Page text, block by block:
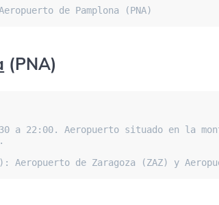
de Pamplona (PNA)
(PNA)
a 22:00. Aeropuerto situado en la
de Zaragoza (ZAZ) y